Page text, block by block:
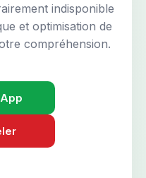
indisponible
et optimisation de
compréhension.